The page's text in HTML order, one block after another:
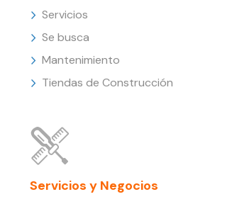
Servicios
Se busca
Mantenimiento
Tiendas de Construcción
Servicios y Negocios